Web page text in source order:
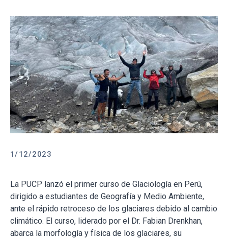
1/12/2023
La PUCP lanzó el primer curso de Glaciología en Perú,
dirigido a estudiantes de Geografía y Medio Ambiente,
ante el rápido retroceso de los glaciares debido al cambio
climático. El curso, liderado por el Dr. Fabian Drenkhan,
abarca la morfología y física de los glaciares, su